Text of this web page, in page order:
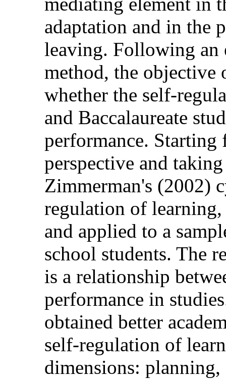
adaptation and in the
leaving. Following an
method, the objective
whether the self-
and Baccalaureate
performance.
perspective and
Zimmerman's (2002)
regulation of learning,
and applied to a
school students. The
is a relationship
performance in
obtained better
self-regulation of
dimensions: